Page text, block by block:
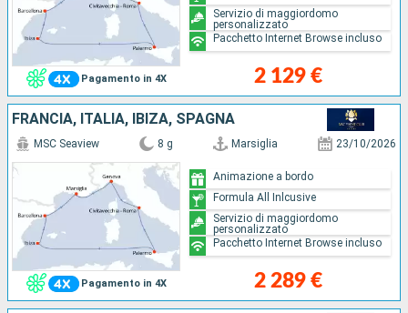
Pagamento in 4X 2 129 €
Servizio di maggiordomo
personalizzato
Pacchetto Internet Browse incluso
FRANCIA, ITALIA, IBIZA, SPAGNA
Pagamento in 4X
MSC Seaview 8 g Marsiglia 23/10/2026
2 289 €
Animazione a bordo
Formula All Inlcusive
Servizio di maggiordomo
personalizzato
Pacchetto Internet Browse incluso